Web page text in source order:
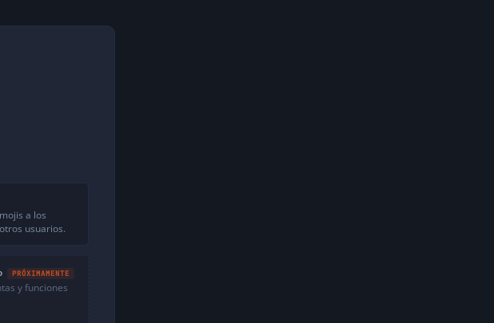
a los
usuarios.
PRÓXIMAMENTE
y funciones